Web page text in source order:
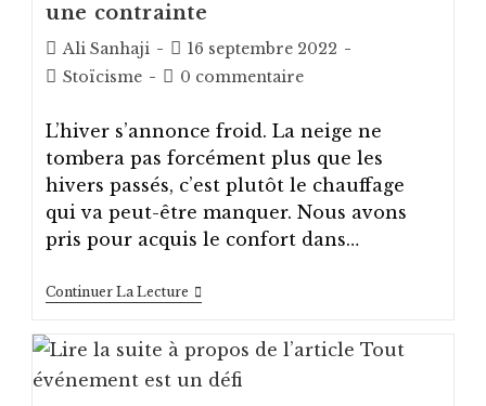
une contrainte
Auteur/autrice
de
Ali Sanhaji
Post
published:
16 septembre 2022
PostStoïcisme
Post0 commentaire
L’hiver s’annonce froid. La neige ne
tombera pas forcément plus que les
hivers passés, c’est plutôt le chauffage
qui va peut-être manquer. Nous avons
pris pour acquis le confort dans…
Continuer La Lecture [Stoïcisme]
La
N’est
Pas
Une